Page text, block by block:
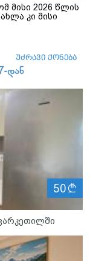
მისი 2026 წლის
კი მისი
50